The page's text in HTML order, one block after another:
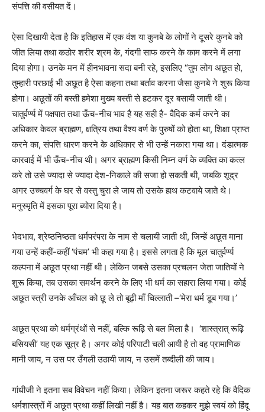
संपत्ति की वसीयत दें।
ऐसा दिखायी देता है कि इतिहास में एक वंश या कुनबे के लोगों ने दूसरे कुनबे को
जीत लिया तथा कठोर शरीर श्रम के, गंदगी साफ करने के काम करने में लगा
दिया होगा। उनके मन में हीनभावना सदा बनी रहे, इसलिए “तुम लोग अछूत हो,
तुम्हारी परछाईं भी अछूत है ऐसा कहना तथा बर्ताव करना जैसा कुनबे ने शुरू किया
होगा। अछूतों की बस्ती हमेशा मुख्य बस्ती से हटकर दूर बसायी जाती थी।
चातुर्वर्ण्य में पक्षपात तथा ऊँच-नीच भाव है यह सही है- वैदिक कर्म करने का
अधिकार केवल ब्राह्मण, क्षत्रिय तथा वैश्य वर्ण के पुरुषों को होता था, शिक्षा प्राप्त
करने का, संपत्ति धारण करने के अधिकार से भी उन्हें नकारा गया था। दंडात्मक
कारवाई में भी ऊँच-नीच थी। अगर ब्राह्मण किसी निम्न वर्ण के व्यक्ति का कत्ल
करे तो उसे ज्यादा से ज्यादा देश-निकाले की सजा हो सकती थी, जबकि शूद्र
अगर उच्चवर्ग के घर से वस्तु चुरा ले जाय तो उसके हाथ कटवाये जाते थे।
मनुस्मृति में इसका पूरा ब्योरा दिया है।
भेदभाव, श्रेष्ठनिष्ठता धर्मपरंपरा के नाम से चलायी जाती थी, जिन्हें अछूत माना
गया उन्हें कहीं-कहीं‘पंचम’ भी कहा गया है। इससे लगता है कि मूल चातुर्वर्ण्य
कल्पना में अछूत प्रथा नहीं थी। लेकिन जबसे उसका प्रचलन जेता जातियों ने
शुरू किया, तब उसका समर्थन करने के लिए भी धर्म का सहारा लिया गया। कोई
अछूत स्त्री उनके आँचल को छू ले तो बूढ़ी माँ चिल्लाती –‘मेरा धर्म डूब गया।’
अछूत प्रथा को धर्मग्रंथों से नहीं, बल्कि रूढ़ि से बल मिला है। ‘शास्त्रात् रूढ़ि
बसियसी’यह एक सूत्र है। अगर कोई परिपाटी चली आयी है तो वह प्रामाणिक
मानी जाय, न उस पर उँगली उठायी जाय, न उसमें तब्दीली की जाय।
गांधीजी ने इतना सब विवेचन नहीं किया। लेकिन इतना जरूर कहते रहे कि वैदिक
धर्मशास्त्रों में अछूत प्रथा कहीं लिखी नहीं है। यह बात कहकर मुझे स्वयं को हिंदू